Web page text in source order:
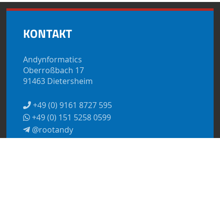
KONTAKT
Andynformatics
Oberroßbach 17
91463 Dietersheim
+49 (0) 9161 8727 595
+49 (0) 151 5258 0599
@rootandy